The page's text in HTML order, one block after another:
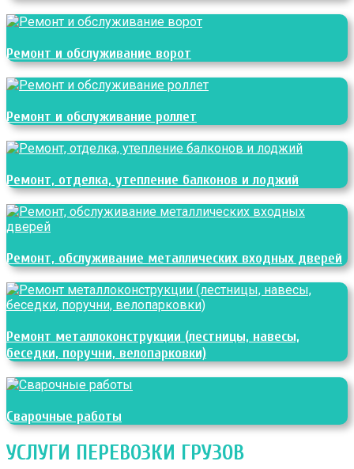
Ремонт и обслуживание ворот
Ремонт и обслуживание роллет
Ремонт, отделка, утепление балконов и лоджий
Ремонт, обслуживание металлических входных дверей
Ремонт металлоконструкции (лестницы, навесы,
беседки, поручни, велопарковки)
Сварочные работы
УСЛУГИ ПЕРЕВОЗКИ ГРУЗОВ